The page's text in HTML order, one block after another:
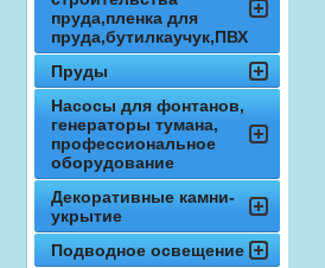
пруда,пленка для
пруда,бутилкаучук,ПВХ
Пруды
Насосы для фонтанов,
генераторы тумана,
профессиональное
оборудование
Декоративные камни-
укрытие
Подводное освещение